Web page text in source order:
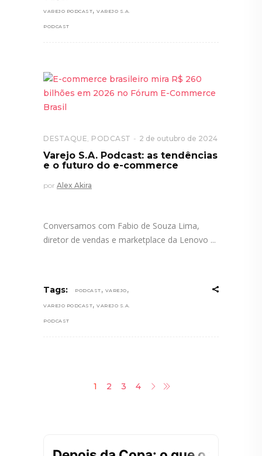
VAREJO PODCAST, VAREJO S.A.
PODCAST
DESTAQUE PODCAST 2 de outubro de 2024
Varejo S.A. Podcast: as tendências
e o futuro do e-commerce
por Alex Akira
Conversamos com Fabio de Souza Lima,
diretor de vendas e marketplace da Lenovo
Tags: PODCAST , VAREJO ,
VAREJO PODCAST, VAREJO S.A.
PODCAST
1 2 3 4